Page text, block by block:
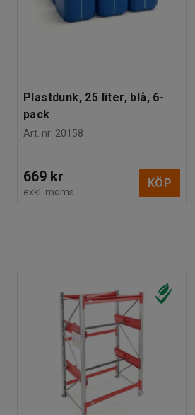
Plastdunk, 25 liter, blå, 6-
pack
Art. nr: 20158
669 kr
exkl. moms
KÖP